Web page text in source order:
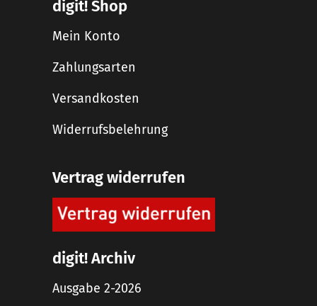
digit! Shop
Mein Konto
Zahlungsarten
Versandkosten
Widerrufsbelehrung
Vertrag widerrufen
digit! Archiv
Ausgabe 2-2026